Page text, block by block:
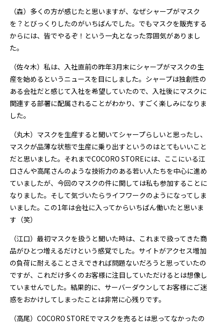
（森）多くの方が感じたと思いますが、なぜシャープがマスク
を？とびっくりしたのがいちばんでした。でもマスクを販売する
からには、皆でやるぞ！という一丸となった雰囲気がありまし
た。
（佐々木）私は、入社直前の昨年3月末にシャープがマスクの生
産を始めるというニュースを目にしました。シャープは独創性の
ある会社だと感じて入社を希望していたので、入社後にマスクに
関連する部署に配属されることがわかり、すごく楽しみになりま
した。
（丸木）マスクを生産すると聞いてシャープらしいと思ったし、
マスクが品薄な状態で生産に乗り出すというのはとてもいいこと
だと思いました。それまでCOCORO STOREには、ここにいる江
口さんや高尾さんのような技術力のある若い人たちを中心に進め
ていましたが、今回のマスクの件に関しては私も参加することに
なりました。そして気づいたらライフワークのようになってしま
いました。この1年は会社に入ってからいちばん働いたと思いま
す（笑）
（江口）最初マスクを扱うと聞いた時は、これまで扱ってきた商
品がひとつ増えるだけという感覚でした。サイトがアクセス増加
の負荷に耐えることさえできれば問題ないだろうと思っていたの
ですが、これだけ多くのお客様に注目していただけるとは想像し
ていませんでした。結果的に、サーバーダウンしてお客様にご迷
惑をおかけしてしまったことは非常に心残りです。
（高尾）COCORO STOREでマスクを売るとは思ってなかったの